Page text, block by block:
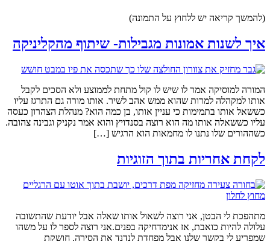
(להמשך קריאה יש ללחוץ על התמונה)
איך לשנות אמונות מגבילות- שיתוף מהקליניקה
המורה למוסיקה אמר לו שיש לו קול מתחת לממוצע ולא הסכים לקבל
אותו למקהלה למרות שהוא ממש אהב לשיר. אותו מורה גם התרגז עליו
כששאל אותו בתמימות כי עניין אותו, בן כמה הוא? מנהלת הצהרון כעסה
עליו כששאלה אותו מה הוא רוצה בסנדויץ והוא אמר נקניק וגבינה צהובה.
כשההורים שלו נתנו לו מחמאות הוא הרגיש […]
לקחת אחריות בתוך הזוגיות
מתהפכת לי הבטן, אני רוצה לשאול אותו שאלה אבל יודעת שהתשובה
עלולה להיות כואבת, אז אנימדחיקה בפנים.אני רוצה לספר לו על משהו
שמפריע לי בקשר שלנו אבל מפחדת לנדנד את הסירה. חושקת